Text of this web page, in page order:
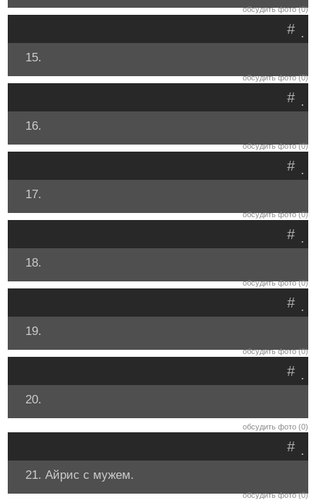
обсудить фото (0)
.
#
15.
обсудить фото (0)
.
#
16.
обсудить фото (0)
.
#
17.
обсудить фото (0)
.
#
18.
обсудить фото (0)
.
#
19.
обсудить фото (0)
.
#
20.
обсудить фото (0)
.
#
21. Айрис с мужем.
обсудить фото (0)